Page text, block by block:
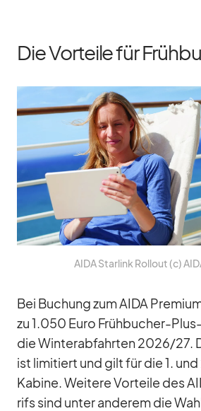
Die Vorteile für
AIDA Star­link Roll­out (c)
Bei Bu­chung zum AIDA
zu 1.050 Euro Früh­bu­cher-
die Win­ter­ab­fahr­ten 2026/​27.
ist li­mi­tiert und gilt für die 1.
Ka­bine. Wei­tere Vor­teile des
rifs sind un­ter an­de­rem die